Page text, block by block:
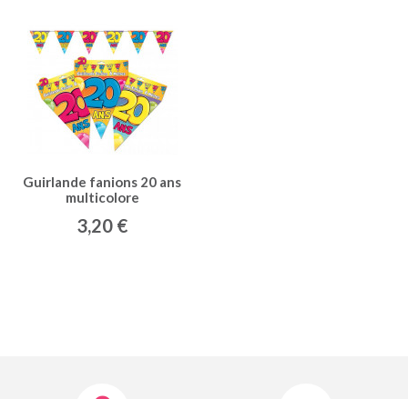
Guirlande fanions 20 ans
multicolore
3,20 €